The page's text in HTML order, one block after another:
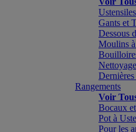
Gants et
Dessous
Moulins
Rangements
Voir
Bocaux
Pot à
Pour les